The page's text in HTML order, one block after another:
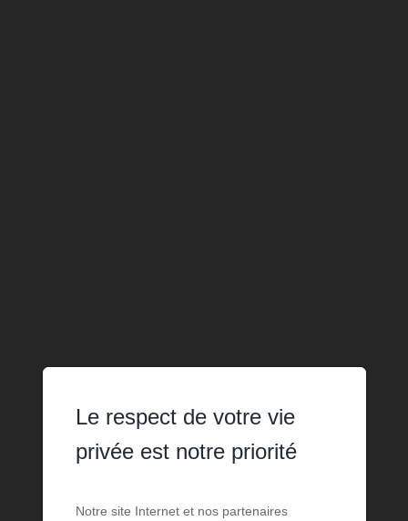
Le respect de votre vie
privée est notre priorité
Notre site Internet et nos partenaires